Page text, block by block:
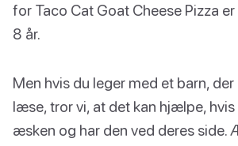
for Taco Cat Goat Cheese Pizza
8 år.
Men hvis du leger med et barn, der
læse, tror vi, at det kan hjælpe,
æsken og har den ved deres side.